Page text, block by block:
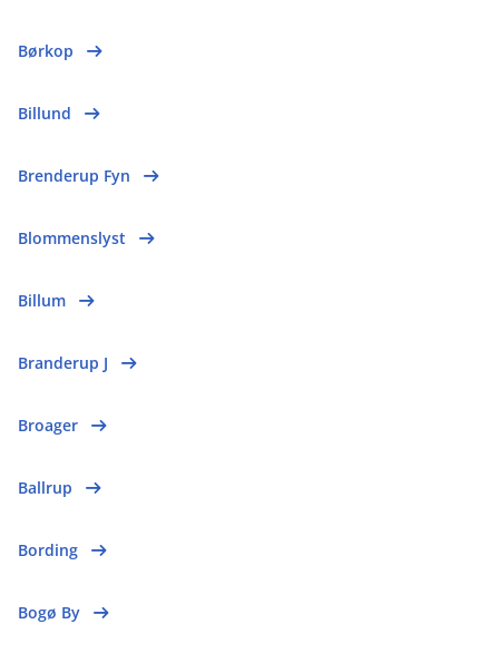
Børkop
Billund
Brenderup Fyn
Blommenslyst
Billum
Branderup J
Broager
Ballrup
Bording
Bogø By